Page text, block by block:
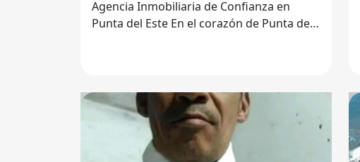
Agencia Inmobiliaria de Confianza en
Punta del Este En el corazón de Punta del